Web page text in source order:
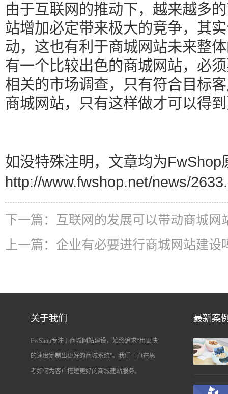
由于互联网的推动下，越来越多
站增加必定带来极大的竞争，其
动，这也有利于商城网站未来整
有一个比较出色的商城网站，必
相关的市场调查，只有符合目标
商城网站，只有这样做才可以得
如没特殊注明，文章均为FwShop
http://www.fwshop.net/news/
下一篇：
互联网的发展可以带动商城网
上一篇： 企业有必要进行商城网站建设
关于我们
FwShop专注于商城网站建设，始终追求“用更快
的速度定制出更好的商城系统”。我们一直在思
考如何为客户搭建更好的商城建站服务。
最新案